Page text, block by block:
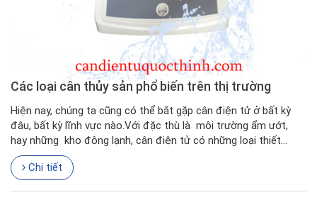
Các loại cân thủy sản phổ biến trên thị trường
Hiện nay, chúng ta cũng có thể bắt gặp cân điện tử ở bất kỳ
đâu, bất kỳ lĩnh vực nào.Với đặc thù là môi trường ẩm ướt,
hay những kho đông lạnh, cân điện tử có những loại thiết...
Chi tiết